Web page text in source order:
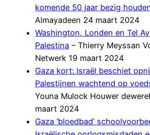
komende 50 jaar bezig
Almayadeen 24 maart 2024
Washington, Londen en Tel
Palestina – Thierry Meyssan
Netwerk 19 maart 2024
Gaza kort: Israël beschiet
Palestijnen wachtend op
Youna Mulock Houwer
maart 2024
Gaza ‘bloedbad’